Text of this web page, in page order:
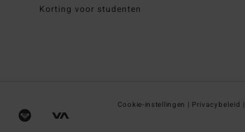
Korting voor studenten
Cookie-instellingen | Privacybeleid |